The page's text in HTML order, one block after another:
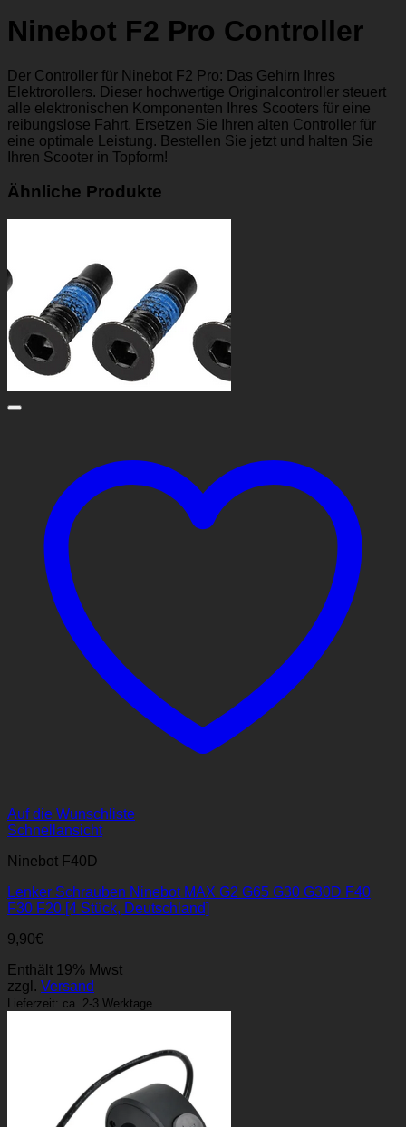
Ninebot F2 Pro Controller
Der Controller für Ninebot F2 Pro: Das Gehirn Ihres
Elektrorollers. Dieser hochwertige Originalcontroller steuert
alle elektronischen Komponenten Ihres Scooters für eine
reibungslose Fahrt. Ersetzen Sie Ihren alten Controller für
eine optimale Leistung. Bestellen Sie jetzt und halten Sie
Ihren Scooter in Topform!
Ähnliche Produkte
Auf die Wunschliste
Schnellansicht
Ninebot F40D
Lenker Schrauben Ninebot MAX G2 G65 G30 G30D F40
F30 F20 [4 Stück, Deutschland]
9,90€
Enthält 19% Mwst
zzgl. Versand
Lieferzeit: ca. 2-3 Werktage